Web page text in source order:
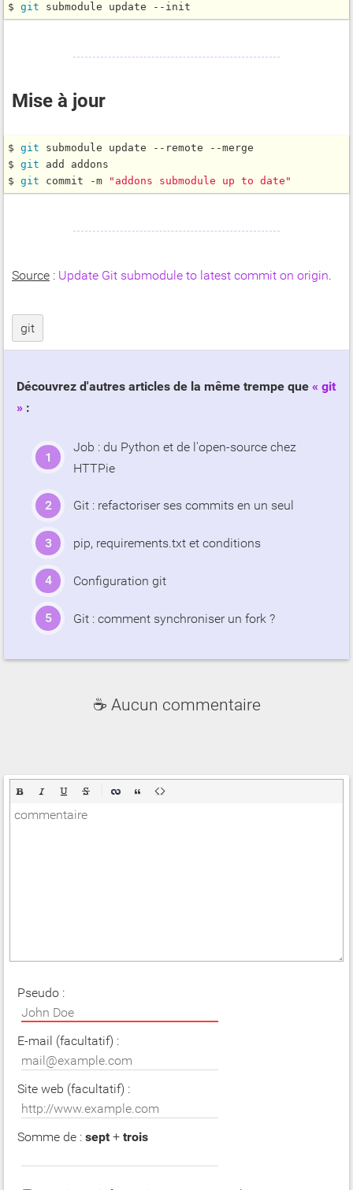
$ git
Mise à jour
$ git submodule update --remote --merge
$ git add addons
$ git commit -m "addons submodule up to date"
Source : Update Git submodule to latest commit on origin.
git
Découvrez d'autres articles de la même trempe que
git
:
Job : du Python et de l'open-source chez
HTTPie
Git : refactoriser ses commits en un seul
pip, requirements.txt et conditions
Configuration git
Git : comment synchroniser un fork ?
☕ Aucun commentaire
Pseudo :
E-mail (facultatif) :
Site web (facultatif) :
Somme de : sept + trois